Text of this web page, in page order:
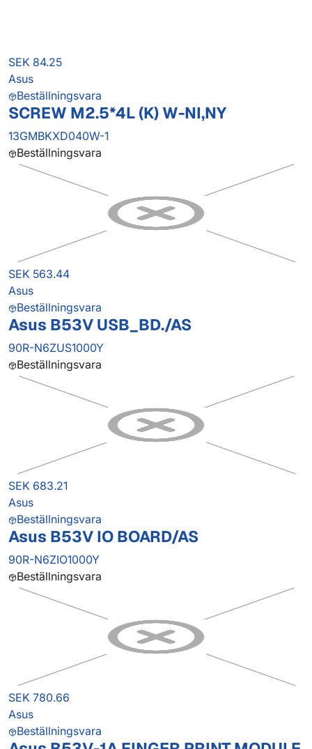
SEK 84.25
Asus
Beställningsvara
SCREW M2.5*4L (K) W-NI,NY
13GMBKXD040W-1
Beställningsvara
SEK 563.44
Asus
Beställningsvara
Asus B53V USB_BD./AS
90R-N6ZUS1000Y
Beställningsvara
SEK 683.21
Asus
Beställningsvara
Asus B53V IO BOARD/AS
90R-N6ZIO1000Y
Beställningsvara
SEK 780.66
Asus
Beställningsvara